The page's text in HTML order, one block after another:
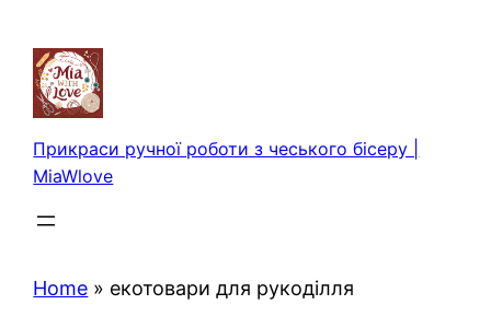
вмісту
Прикраси ручної роботи з чеського бісеру |
MiaWlove
Home » екотовари для рукоділля